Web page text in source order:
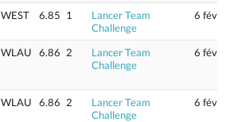
WEST 6.85 1
Lancer Team
Challenge
6 fév
WLAU 6.86 2
Lancer Team
Challenge
6 fév
WLAU 6.86 2
Lancer Team
Challenge
6 fév